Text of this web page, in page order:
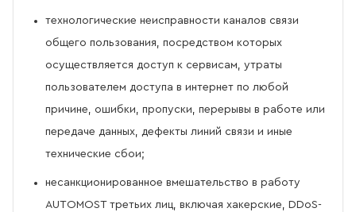
технологические неисправности каналов связи
общего пользования, посредством которых
осуществляется доступ к сервисам, утраты
пользователем доступа в интернет по любой
причине, ошибки, пропуски, перерывы в работе или
передаче данных, дефекты линий связи и иные
технические сбои;
несанкционированное вмешательство в работу
AUTOMOST третьих лиц, включая хакерские, DDoS-